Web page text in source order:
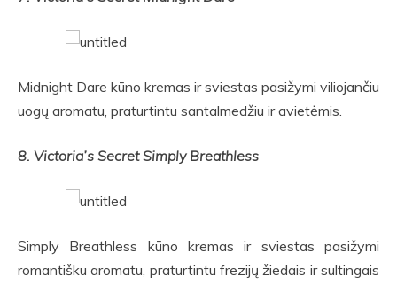
Midnight Dare kūno kremas ir sviestas pasižymi viliojančiu
uogų aromatu, praturtintu santalmedžiu ir avietėmis.
8. Victoria’s Secret Simply Breathless
Simply Breathless kūno kremas ir sviestas pasižymi
romantišku aromatu, praturtintu frezijų žiedais ir sultingais